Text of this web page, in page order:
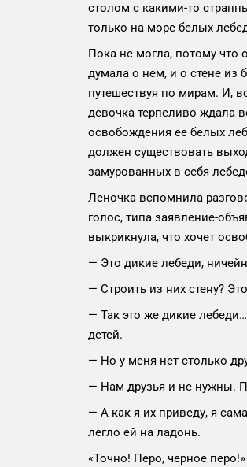
столом с какими-то
только на море белых
Пока не могла, потому что
думала о нем, и о стене из
путешествуя по мирам. И,
девочка терпеливо ждала
освобождения ее белых
должен существовать
замурованных в себя
Леночка вспомнила
голос, типа заявление-
выкрикнула, что хочет
— Это дикие лебеди,
— Строить из них стену?
— Так это же дикие
детей.
— Но у меня нет столько
— Нам друзья и не нужны.
— А как я их приведу, я
легло ей на ладонь.
«Точно! Перо, черное